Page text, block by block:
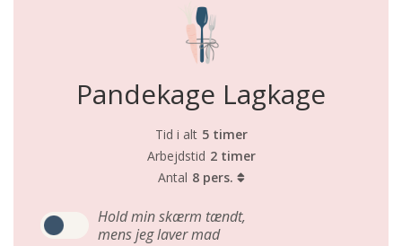
Pandekage Lagkage
Tid i alt 5 timer
Arbejdstid 2 timer
Antal 8 pers.
Hold min skærm tændt,
mens jeg laver mad